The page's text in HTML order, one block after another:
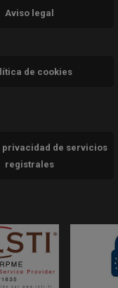
nueva)
nueva)
Aviso legal
de cookies
privacidad de servicios
registrales